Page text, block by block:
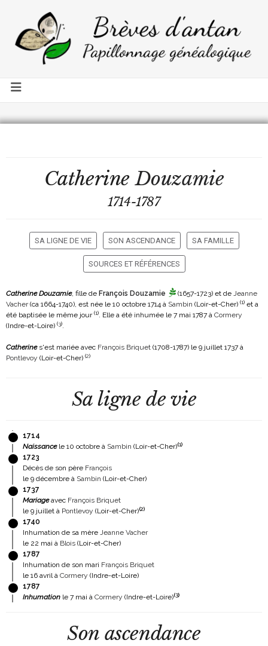
CatherineDouzamie
1714-1787
SA LIGNE DE VIE SON ASCENDANCE SA FAMILLE
SOURCES ET RÉFÉRENCES
Catherine Douzamie, fille de François Douzamie (1657-1723) et de Jeanne
Vacher(ca 1664-1740), est née le 10 octobre 1714 à Sambin (Loir-et-Cher) (1) et a
été baptisée le même jour (1). Elle a été inhumée le 7 mai 1787 à Cormery
(Indre-et-Loire) (3).
Catherines'est mariée avec François Briquet (1708-1787) le 9 juillet 1737 à
Pontlevoy (Loir-et-Cher) (2)
Sa ligne de vie
1714
Naissancele 10 octobre à Sambin (Loir-et-Cher)(1)
1723
Décès de son père François
le 9 décembre à Sambin (Loir-et-Cher)
1737
Mariageavec François Briquet
le 9 juillet à Pontlevoy (Loir-et-Cher)(2)
1740
Inhumation de sa mère Jeanne Vacher
le 22 mai à Blois (Loir-et-Cher)
1787
Inhumation de son mari François Briquet
le 16 avril à Cormery (Indre-et-Loire)
1787
Inhumation le 7 mai à Cormery (Indre-et-Loire)(3)
Son ascendance